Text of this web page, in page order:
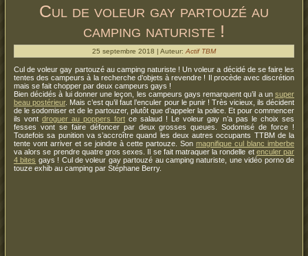
Cul de voleur gay partouzé au
camping naturiste !
25 septembre 2018 | Auteur: Actif TBM
Cul de voleur gay partouzé au camping naturiste ! Un voleur a décidé de se faire les
tentes des campeurs à la recherche d’objets à revendre ! Il procède avec discrétion
mais se fait chopper par deux campeurs gays !
Bien décidés à lui donner une leçon, les campeurs gays remarquent qu’il a un super
beau postérieur. Mais c’est qu’il faut l’enculer pour le punir ! Très vicieux, ils décident
de le sodomiser et de le partouzer, plutôt que d’appeler la police. Et pour commencer
ils vont droguer au poppers fort ce salaud ! Le voleur gay n’a pas le choix ses
fesses vont se faire défoncer par deux grosses queues. Sodomisé de force !
Toutefois sa punition va s’accroître quand les deux autres occupants TTBM de la
tente vont arriver et se joindre à cette partouze. Son magnifique cul blanc imberbe
va alors se prendre quatre gros sexes. Il se fait matraquer la rondelle et enculer par
4 bites gays ! Cul de voleur gay partouzé au camping naturiste, une vidéo porno de
touze exhib au camping par Stéphane Berry.